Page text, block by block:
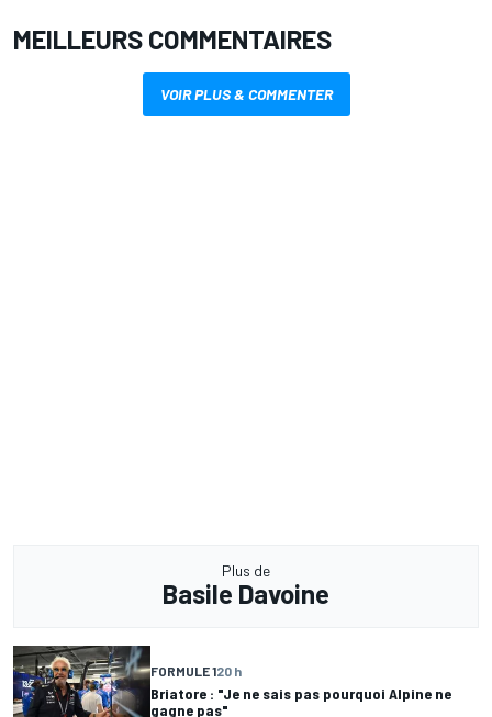
MEILLEURS COMMENTAIRES
VOIR PLUS & COMMENTER
Plus de
Basile Davoine
FORMULE 120 h
Briatore : "Je ne sais pas pourquoi Alpine ne
gagne pas"